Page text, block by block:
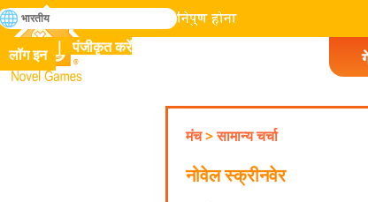
Novel Games
मानव इतिहास में सभी गेम में निपुण होना
खोजे
लॉग इन पंजीकृत करें
भारतीय
मंच>सामान्य चर्चा
नोवेल स्क्रीनवेर